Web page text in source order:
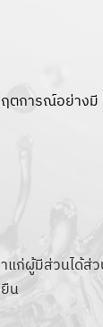
ตการณ์อย่างมี
แก่ผู้มีส่วนได้ส่ว
น